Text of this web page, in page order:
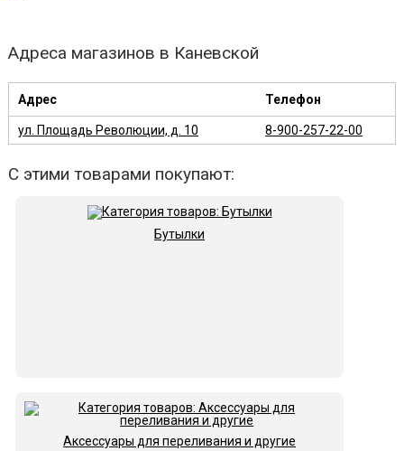
Адреса магазинов в Каневской
Адрес Телефон
ул. Площадь Революции, д. 10 8-900-257-22-00
С этими товарами покупают:
Бутылки
Аксессуары для переливания и другие